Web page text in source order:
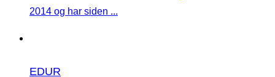
2014 og har siden ...
EDUR